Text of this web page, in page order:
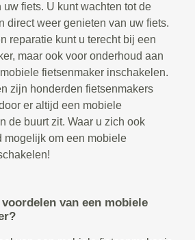
fiets. U kunt wachten tot de
direct weer genieten van uw fiets.
reparatie kunt u terecht bij een
maar ook voor onderhoud aan
fietsenmaker inschakelen.
zijn honderden fietsenmakers
er altijd een mobiele
de buurt zit. Waar u zich ook
mogelijk om een mobiele
van een mobiele